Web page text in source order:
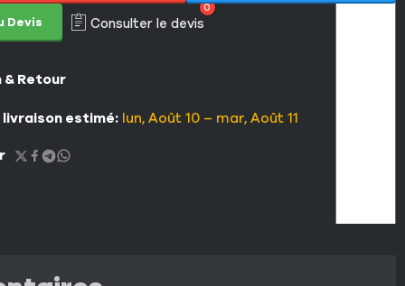
Devis Consulter le devis
0
& Retour
livraison estimé: lun, Août 10 – mar, Août 11